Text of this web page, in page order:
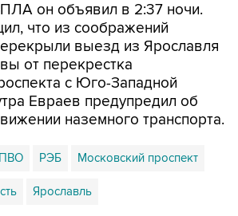
он объявил в 2:37 ночи.
что из соображений
выезд из Ярославля
от перекрестка
с Юго-Западной
Евраев предупредил об
наземного транспорта.
ПВО РЭБ Московский проспект
Ярославль